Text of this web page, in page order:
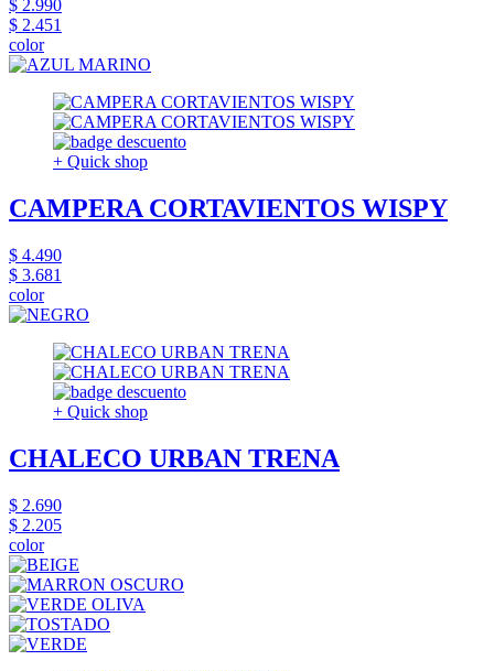
$ 2.990
$ 2.451
color
+ Quick shop
CAMPERA CORTAVIENTOS WISPY
$ 4.490
$ 3.681
color
+ Quick shop
CHALECO URBAN TRENA
$ 2.690
$ 2.205
color